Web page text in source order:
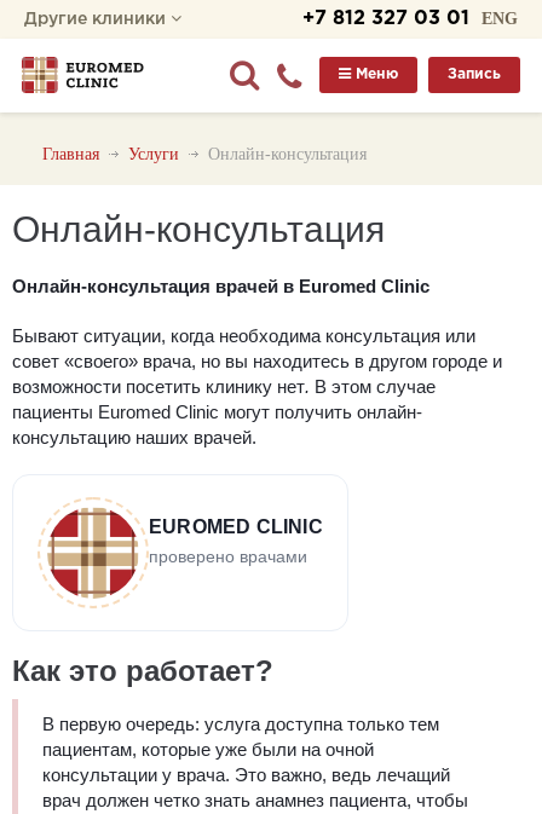
ENG
+7 812 327 03 01
Другие клиники
Запись
Меню
Главная Услуги Онлайн-консультация
Онлайн-консультация
Онлайн-консультация врачей в Euromed Clinic
Бывают ситуации, когда необходима консультация или
совет «своего»‎ врача, но вы находитесь в другом городе и
возможности посетить клинику нет. В этом случае
пациенты Euromed Clinic могут получить онлайн-
консультацию наших врачей.
EUROMED CLINIC
проверено врачами
Как это работает?
В первую очередь: услуга доступна только тем
пациентам, которые уже были на очной
консультации у врача. Это важно, ведь лечащий
врач должен четко знать анамнез пациента, чтобы